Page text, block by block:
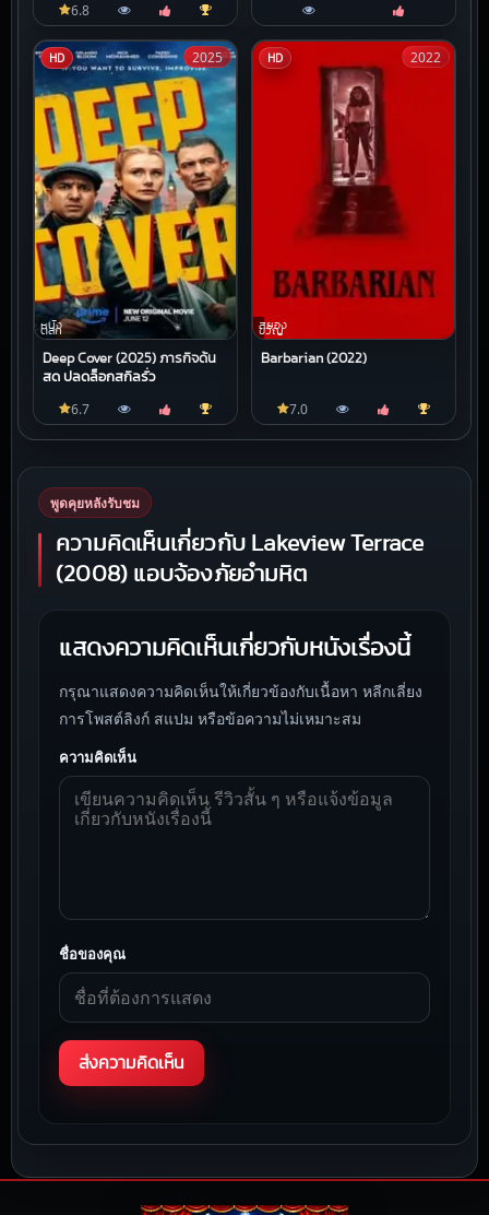
6.8
HD
หนัง
ตลก
Deep Cover (2025) ภารกิจด้น
สด ปลดล็อกสกิลรั่ว
2025
6.7
HD
สยอง
ขวัญ
Barbarian (2022)
2022
7.0
พูดคุยหลังรับชม
ความคิดเห็นเกี่ยวกับ Lakeview Terrace
(2008) แอบจ้องภัยอำมหิต
แสดงความคิดเห็นเกี่ยวกับหนังเรื่องนี้
กรุณาแสดงความคิดเห็นให้เกี่ยวข้องกับเนื้อหา หลีกเลี่ยง
การโพสต์ลิงก์ สแปม หรือข้อความไม่เหมาะสม
ความคิดเห็น
ชื่อของคุณ